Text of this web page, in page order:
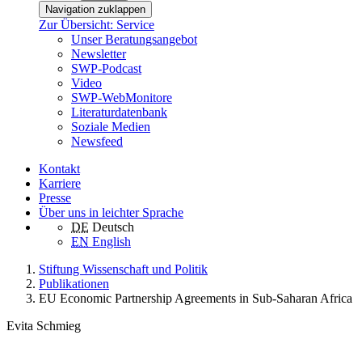
Navigation zuklappen
Zur Übersicht: Service
Unser Beratungsangebot
Newsletter
SWP-Podcast
Video
SWP-WebMonitore
Literaturdatenbank
Soziale Medien
Newsfeed
Kontakt
Karriere
Presse
Über uns in leichter Sprache
DE Deutsch
EN English
Stiftung Wissenschaft und Politik
Publikationen
EU Economic Partnership Agreements in Sub-Saharan Africa
Evita Schmieg